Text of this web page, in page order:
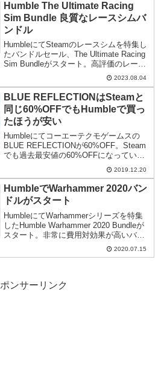
Humble The Ultimate Racing
Sim Bundle 良質なレースシムバ
ンドル
HumbleにてSteamのレースシムを特集し
たバンドルセール、The Ultimate Racing
Sim Bundleがスタート。高評価のレース
シムで構成されており、とても良いバン
2023.08.04
BLUE REFLECTIONはSteamと
同じ60%OFFでもHumbleで買っ
たほうが安い
Humbleにてコーエーテクモゲームスの
BLUE REFLECTIONが60%OFF。Steam
でも過去最安値の60%OFFになっていま
すが、そもそもの土台の定価が違うので
Humbleで買ったほうが安いです。
2019.12.20
HumbleでWarhammer 2020バン
ドルがスタート
HumbleにてWarhammerシリーズを特集
したHumble Warhammer 2020 Bundleが
スタート。非常に費用対効果が高いバン
ドルですが、一部おま国があります。
2020.07.15
ンサーリンク